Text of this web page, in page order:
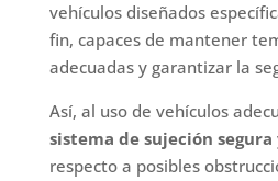
vehículos diseñados
fin, capaces de mantener
adecuadas y garantizar la
Así, al uso de vehículos
sistema de sujeción
respecto a posibles